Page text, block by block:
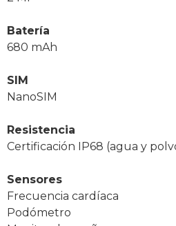
Batería
680 mAh
SIM
NanoSIM
Resistencia
Certificación IP68 (agua y
Sensores
Frecuencia cardíaca
Podómetro